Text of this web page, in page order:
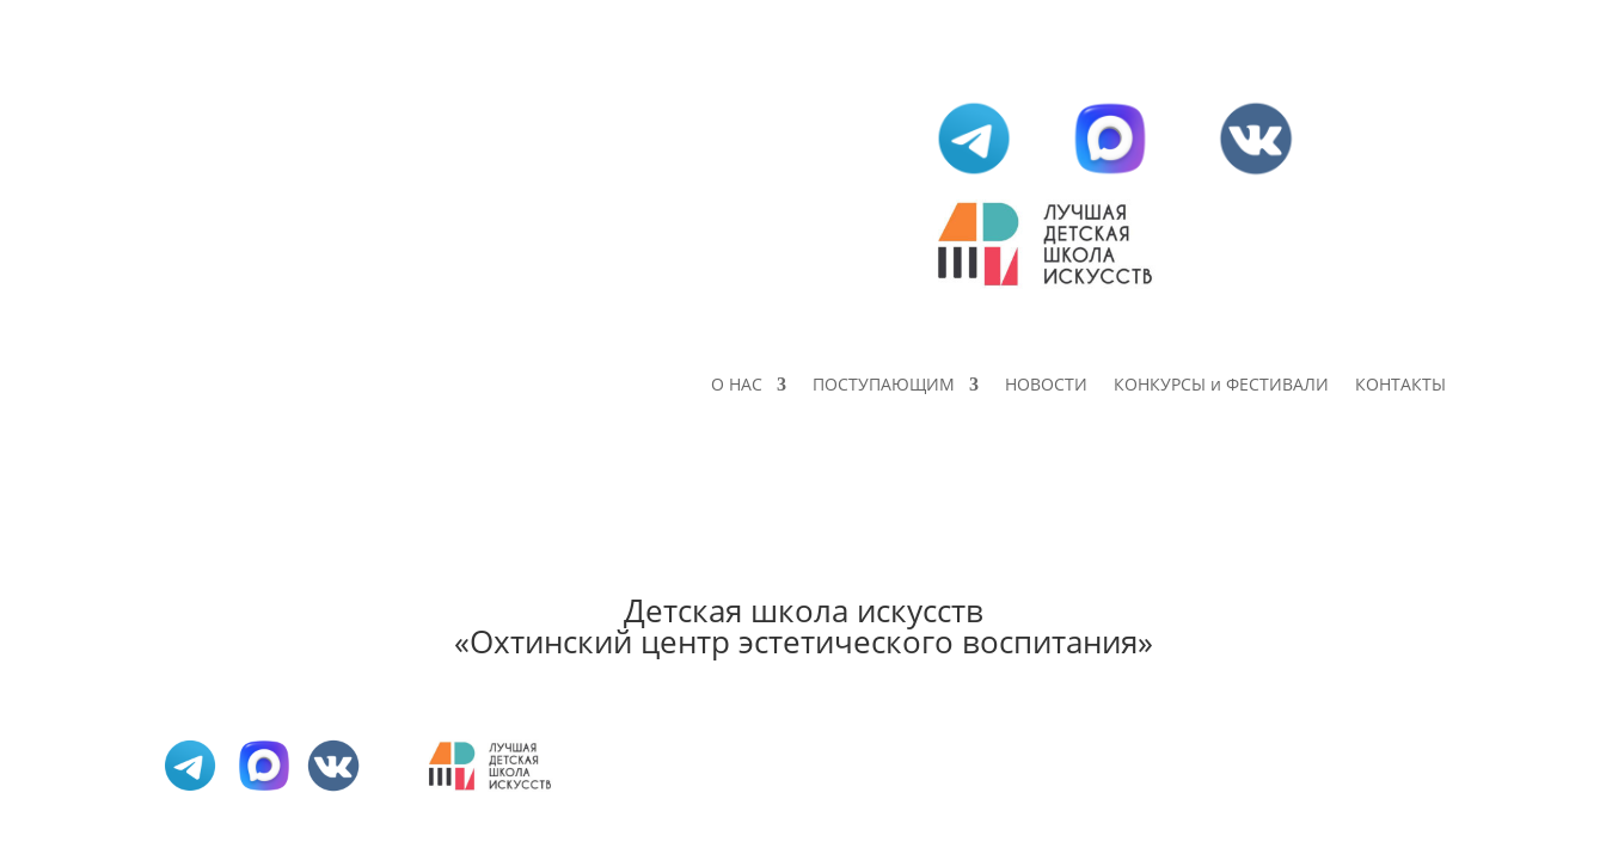
О НАС ПОСТУПАЮЩИМ НОВОСТИ КОНКУРСЫ и ФЕСТИВАЛИ КОНТАКТЫ
Детская школа искусств
«Охтинский центр эстетического воспитания»